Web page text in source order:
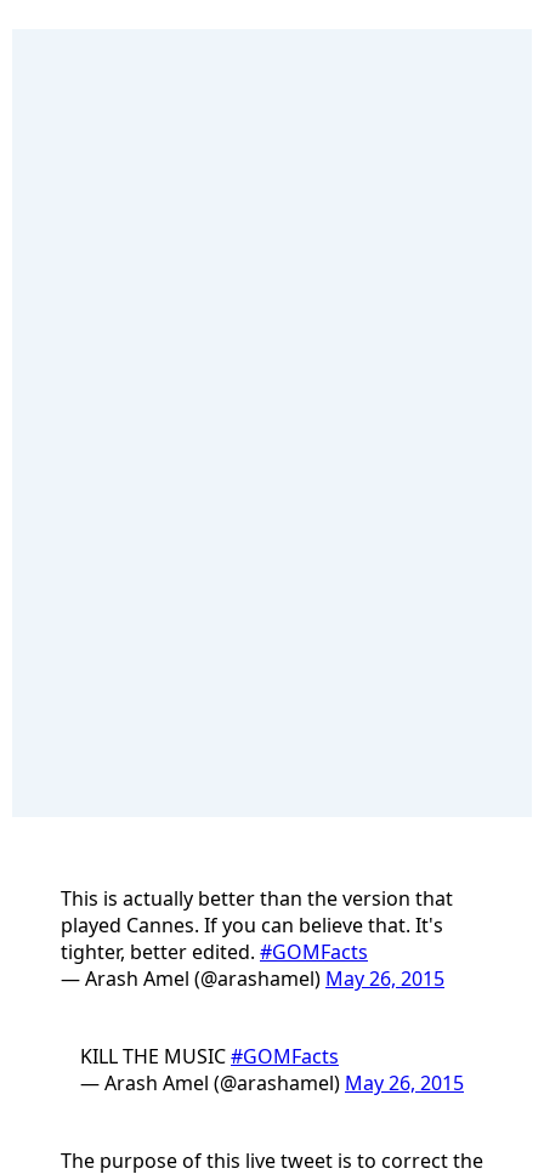
This is actually better than the version that
played Cannes. If you can believe that. It's
tighter, better edited. #GOMFacts
— Arash Amel (@arashamel) May 26, 2015
KILL THE MUSIC#GOMFacts
— Arash Amel (@arashamel) May 26, 2015
The purpose of this live tweet is to correct the